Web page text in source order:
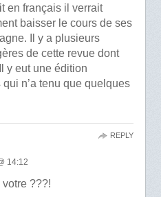
en français il verrait
baisser le cours de ses
Il y a plusieurs
de cette revue dont
y eut une édition
n’a tenu que quelques
14:12
???!
REPLY